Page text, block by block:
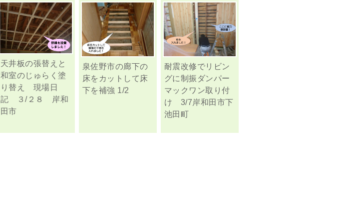
天井板の張替えと
和室のじゅらく塗
り替え 現場日
記 ３/２８ 岸和
田市
泉佐野市の廊下の
床をカットして床
下を補強 1/2
耐震改修でリビン
グに制振ダンパー
マックワン取り付
け 3/7岸和田市下
池田町